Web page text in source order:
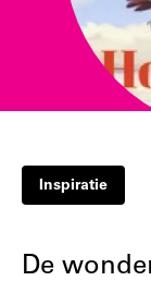
Inspiratie
De